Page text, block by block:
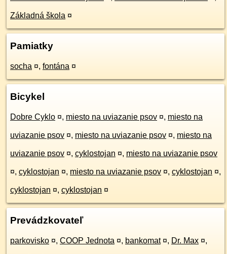
Základná škola ¤
Pamiatky
socha ¤, fontána ¤
Bicykel
Dobre Cyklo ¤, miesto na uviazanie psov ¤, miesto na
uviazanie psov ¤, miesto na uviazanie psov ¤, miesto na
uviazanie psov ¤, cyklostojan ¤, miesto na uviazanie psov
¤, cyklostojan ¤, miesto na uviazanie psov ¤, cyklostojan ¤,
cyklostojan ¤, cyklostojan ¤
Prevádzkovateľ
parkovisko ¤, COOP Jednota ¤, bankomat ¤, Dr. Max ¤,